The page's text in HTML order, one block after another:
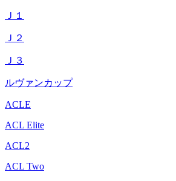
Ｊ１
Ｊ２
Ｊ３
ルヴァンカップ
ACLE
ACL Elite
ACL2
ACL Two